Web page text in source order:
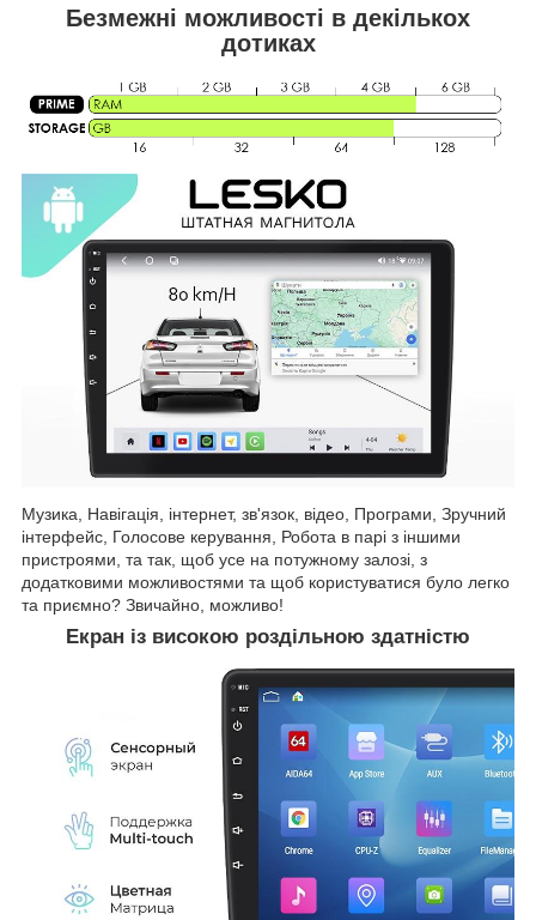
Безмежні можливості в декількох
дотиках
Музика, Навігація, інтернет, зв'язок, відео, Програми, Зручний
інтерфейс, Голосове керування, Робота в парі з іншими
пристроями, та так, щоб усе на потужному залозі, з
додатковими можливостями та щоб користуватися було легко
та приємно? Звичайно, можливо!
Екран із високою роздільною здатністю